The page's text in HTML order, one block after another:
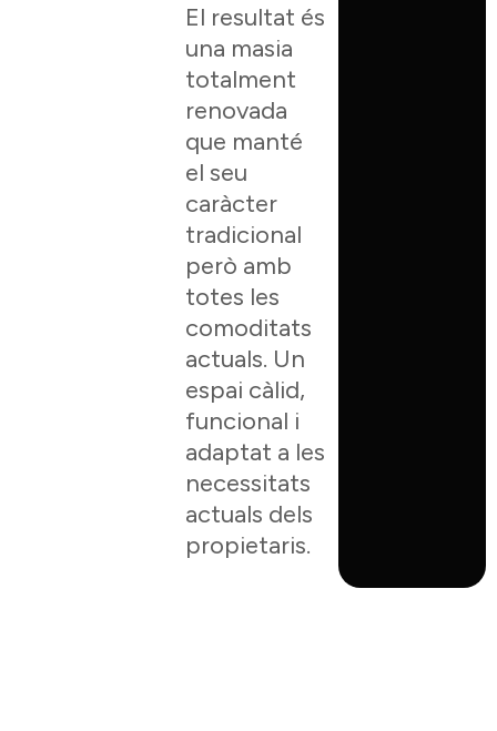
El resultat és
una masia
totalment
renovada
que manté
el seu
caràcter
tradicional
però amb
totes les
comoditats
actuals. Un
espai càlid,
funcional i
adaptat a les
necessitats
actuals dels
propietaris.